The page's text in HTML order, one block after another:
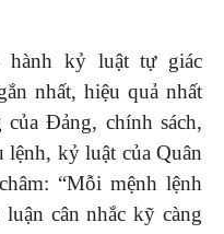
kỷ luật tự giác
nhất, hiệu quả nhất
Đảng, chính sách,
lệnh, kỷ luật của Quân
“Mỗi mệnh lệnh
cân nhắc kỹ càng